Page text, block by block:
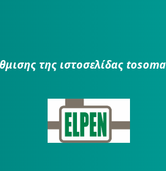
της ιστοσελίδας